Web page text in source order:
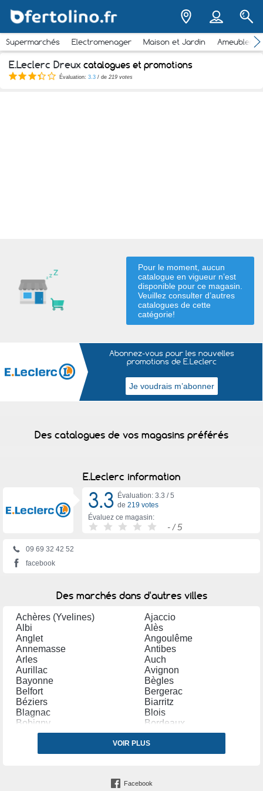
Supermarchés Electromenager Maison et Jardin
E.Leclerc Dreux catalogues et promotions
Évaluation: 3.3 / de 219 votes
Pour le moment, aucun
catalogue en vigueur n’est
disponible pour ce magasin.
Veuillez consulter d’autres
catalogues de cette
catégorie!
Abonnez-vous pour les nouvelles
promotions de E.Leclerc
Des catalogues de vos magasins préférés
E.Leclerc information
3.3 Évaluation: 3.3 /5
de 219 votes
Évaluez ce magasin:
- / 5
09 69 32 42 52
facebook
Des marchés dans d'autres villes
Achères (Yvelines)
Ajaccio
Albi
Alès
Anglet
Angoulême
Annemasse
Antibes
Arles
Auch
Aurillac
Avignon
Bayonne
Bègles
Belfort
Bergerac
Béziers
Biarritz
Blagnac
Blois
Bobigny
Bordeaux
Bourg en Bresse
Bourges
Bourgoin Jallieu
Bressuire
Brive la Gaillarde
Castres (Tarn)
VOIR PLUS
Facebook